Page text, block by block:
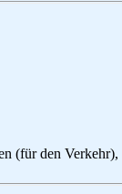
(für den